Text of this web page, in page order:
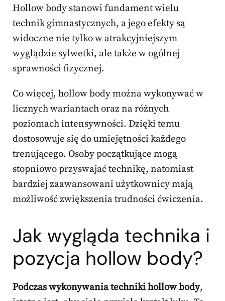
Hollow body stanowi fundament wielu
technik gimnastycznych, a jego efekty są
widoczne nie tylko w atrakcyjniejszym
wyglądzie sylwetki, ale także w ogólnej
sprawności fizycznej.
Co więcej, hollow body można wykonywać w
licznych wariantach oraz na różnych
poziomach intensywności. Dzięki temu
dostosowuje się do umiejętności każdego
trenującego. Osoby początkujące mogą
stopniowo przyswajać technikę, natomiast
bardziej zaawansowani użytkownicy mają
możliwość zwiększenia trudności ćwiczenia.
Jak wygląda technika i
pozycja hollow body?
Podczas wykonywania techniki hollow body,